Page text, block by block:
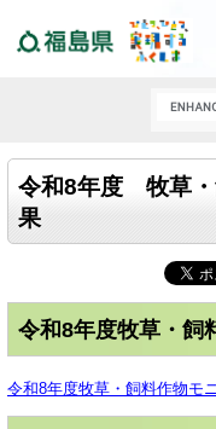
令和8年度 牧草・
果
令和8年度牧草・飼
令和8年度牧草・飼料作物モ